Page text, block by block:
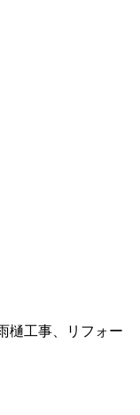
樋工事、リフォー